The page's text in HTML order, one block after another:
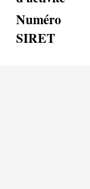
Numéro
SIRET